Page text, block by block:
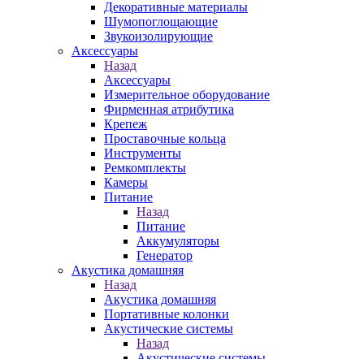
Декоративные материалы
Шумопоглощающие
Звукоизолирующие
Аксессуары
Назад
Аксессуары
Измерительное оборудование
Фирменная атрибутика
Крепеж
Проставочные кольца
Инструменты
Ремкомплекты
Камеры
Питание
Назад
Питание
Аккумуляторы
Генератор
Акустика домашняя
Назад
Акустика домашняя
Портативные колонки
Акустические системы
Назад